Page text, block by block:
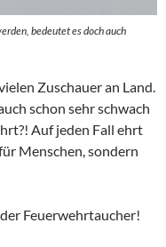
bedeutet es doch auch
Zuschauer an Land.
schon sehr schwach
Auf jeden Fall ehrt
Menschen, sondern
Feuerwehrtaucher!